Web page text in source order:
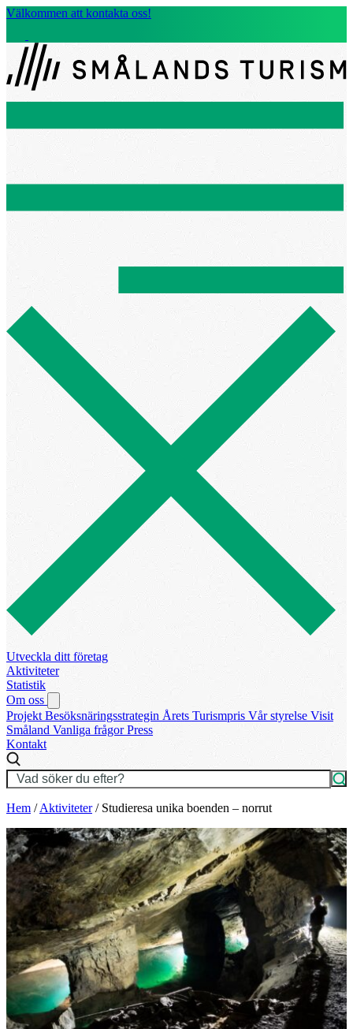
Välkommen att kontakta oss!
Utveckla ditt företag
Aktiviteter
Statistik
Om oss
Projekt Besöksnäringsstrategin Årets Turismpris Vår styrelse Visit
Småland Vanliga frågorPress
Kontakt
Hem /Aktiviteter/ Studieresa unika boenden – norrut